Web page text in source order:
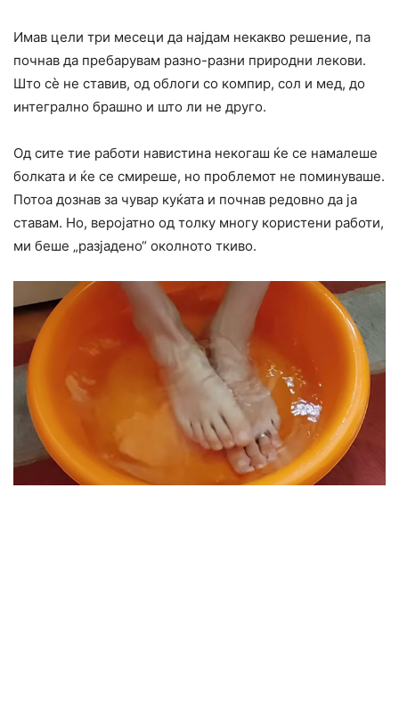
Имав цели три месеци да најдам некакво решение, па
почнав да пребарувам разно-разни природни лекови.
Што сè не ставив, од облоги со компир, сол и мед, до
интегрално брашно и што ли не друго.
Од сите тие работи навистина некогаш ќе се намалеше
болката и ќе се смиpеше, но проблемот не поминуваше.
Потоа дознав за чувар куќата и почнав редовно да ја
ставам. Но, веројатно од толку многу користени работи,
ми беше „разјадено“ околното ткиво.